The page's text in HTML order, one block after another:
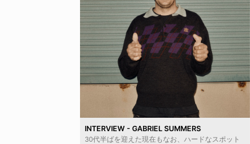
INTERVIEW - GABRIEL SUMMERS
30代半ばを迎えた現在もなお、ハードなスポット